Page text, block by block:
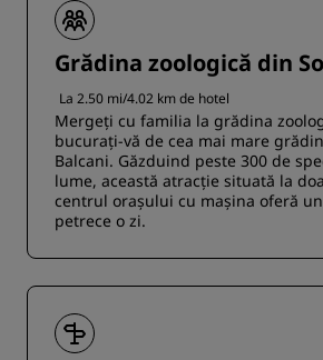
Grădina zoologică din
La 2.50 mi/4.02 km de hotel
Mergeți cu familia la grădina
bucurați-vă de cea mai mare
Balcani. Găzduind peste 300 de
lume, această atracție situată la
centrul orașului cu mașina oferă
petrece o zi.